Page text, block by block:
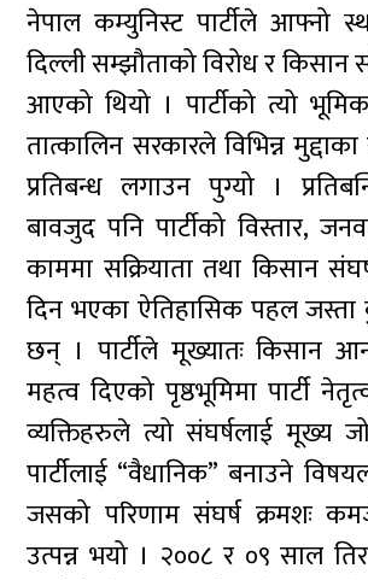
नेपाल कम्युनिस्ट पार्टीले आफ्नो
दिल्ली सम्झौताको विरोध र किसान
आएको थियो । पार्टीको त्यो
तात्कालिन सरकारले विभिन्न मुद्दाका
प्रतिबन्ध लगाउन पुग्यो ।
बावजुद पनि पार्टीको विस्तार,
काममा सक्रियाता तथा किसान
दिन भएका ऐतिहासिक पहल
छन् । पार्टीले मूख्यातः किसान
महत्व दिएको पृष्ठभूमिमा पार्टी
व्यक्तिहरुले त्यो संघर्षलाई मूख्य
पार्टीलाई “वैधानिक” बनाउने
जसको परिणाम संघर्ष क्रमशः
उत्पन्न भयो । २००८ र ०९ साल